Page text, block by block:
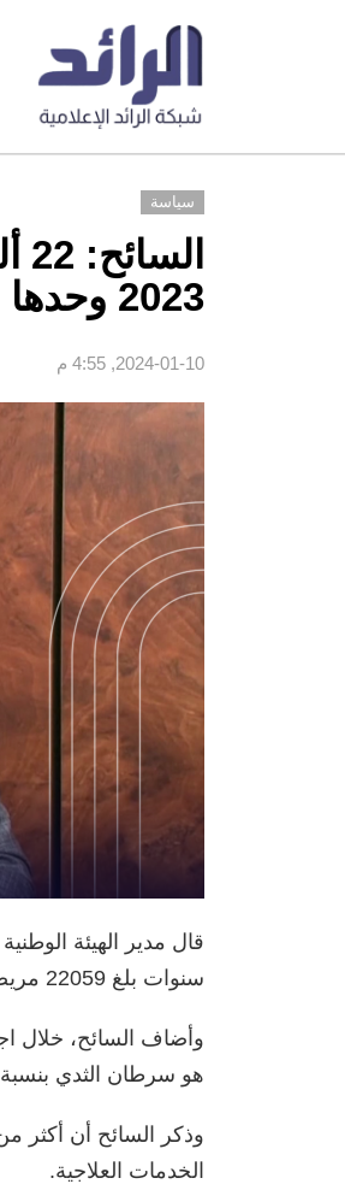
سياسة
2023 وحدها
2024-01-10, 4:55 م
سنوات بلغ 22059 مريضا، منهم 3630 مريضا سُجلوا في النصف الأول عام 2023.
هو سرطان الثدي بنسبة 28% لدى النساء و17% لسرطان القولون من الحالات المسجلة .
الخدمات العلاجية.